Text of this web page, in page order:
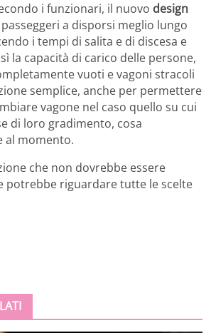
i funzionari, il nuovo design
a disporsi meglio lungo
i tempi di salita e di discesa e
la capacità di carico delle persone,
vuoti e vagoni stracoli
semplice, anche per permettere
vagone nel caso quello su cui
di loro gradimento, cosa
al momento.
che non dovrebbe essere
potrebbe riguardare tutte le scelte